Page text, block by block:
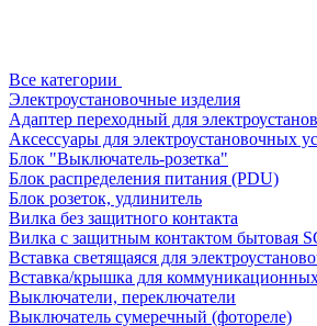
Все категории
Электроустановочные изделия
Адаптер переходный для
Аксессуары для электроустановочных
Блок "Выключатель-розетка"
Блок распределения питания (PDU)
Блок розеток, удлинитель
Вилка без защитного контакта
Вилка с защитным контактом бытовая
Вставка светящаяся для
Вставка/крышка для
Выключатели, переключатели
Выключатель сумеречный (фотореле)